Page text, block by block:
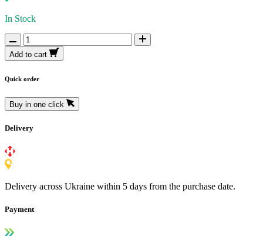
In Stock
Add to cart
Quick order
Buy in one click
Delivery
Delivery across Ukraine within 5 days from the purchase date.
Payment